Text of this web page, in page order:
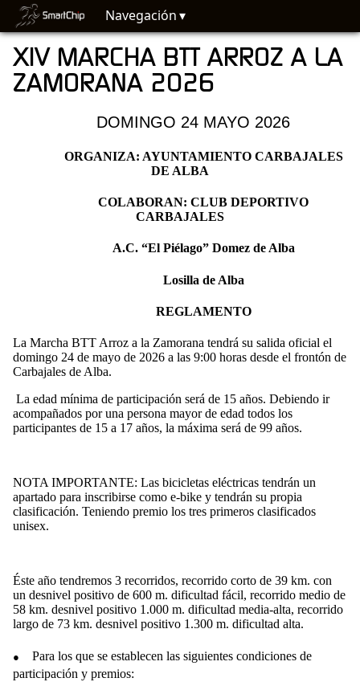
Navegación
XIV MARCHA BTT ARROZ A LA
ZAMORANA 2026
DOMINGO 24 MAYO 2026
ORGANIZA: AYUNTAMIENTO CARBAJALES
DE ALBA
COLABORAN: CLUB DEPORTIVO
CARBAJALES
A.C. “El Piélago” Domez de Alba
Losilla de Alba
REGLAMENTO
La Marcha BTT Arroz a la Zamorana tendrá su salida oficial el
domingo 24 de mayo de 2026 a las 9:00 horas desde el frontón de
Carbajales de Alba.
La edad mínima de participación será de 15 años. Debiendo ir
acompañados por una persona mayor de edad todos los
participantes de 15 a 17 años, la máxima será de 99 años.
NOTA IMPORTANTE: Las bicicletas eléctricas tendrán un
apartado para inscribirse como e-bike y tendrán su propia
clasificación. Teniendo premio los tres primeros clasificados
unisex.
Éste año tendremos 3 recorridos, recorrido corto de 39 km. con
un desnivel positivo de 600 m. dificultad fácil, recorrido medio de
58 km. desnivel positivo 1.000 m. dificultad media-alta, recorrido
largo de 73 km. desnivel positivo 1.300 m. dificultad alta.
●
Para los que se establecen las siguientes condiciones de
participación y premios: